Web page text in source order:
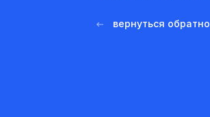
вернуться обратно